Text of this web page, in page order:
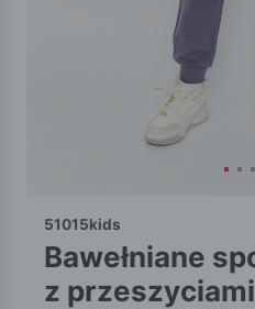
51015kids
bawełniane spodnie dresowe
z przeszyciami